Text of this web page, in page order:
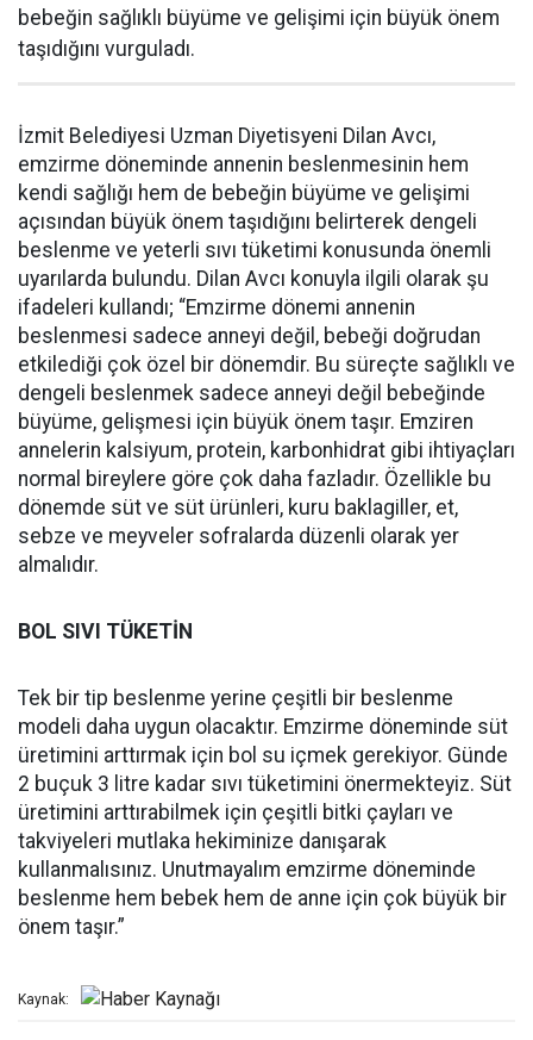
bebeğin sağlıklı büyüme ve gelişimi için büyük önem
taşıdığını vurguladı.
İzmit Belediyesi Uzman Diyetisyeni Dilan Avcı,
emzirme döneminde annenin beslenmesinin hem
kendi sağlığı hem de bebeğin büyüme ve gelişimi
açısından büyük önem taşıdığını belirterek dengeli
beslenme ve yeterli sıvı tüketimi konusunda önemli
uyarılarda bulundu. Dilan Avcı konuyla ilgili olarak şu
ifadeleri kullandı; “Emzirme dönemi annenin
beslenmesi sadece anneyi değil, bebeği doğrudan
etkilediği çok özel bir dönemdir. Bu süreçte sağlıklı ve
dengeli beslenmek sadece anneyi değil bebeğinde
büyüme, gelişmesi için büyük önem taşır. Emziren
annelerin kalsiyum, protein, karbonhidrat gibi ihtiyaçları
normal bireylere göre çok daha fazladır. Özellikle bu
dönemde süt ve süt ürünleri, kuru baklagiller, et,
sebze ve meyveler sofralarda düzenli olarak yer
almalıdır.
BOL SIVI TÜKETİN
Tek bir tip beslenme yerine çeşitli bir beslenme
modeli daha uygun olacaktır. Emzirme döneminde süt
üretimini arttırmak için bol su içmek gerekiyor. Günde
2 buçuk 3 litre kadar sıvı tüketimini önermekteyiz. Süt
üretimini arttırabilmek için çeşitli bitki çayları ve
takviyeleri mutlaka hekiminize danışarak
kullanmalısınız. Unutmayalım emzirme döneminde
beslenme hem bebek hem de anne için çok büyük bir
önem taşır.”
Kaynak: